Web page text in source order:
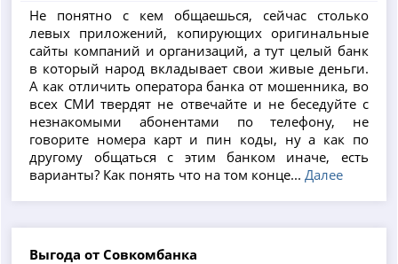
Не понятно с кем общаешься, сейчас столько
левых приложений, копирующих оригинальные
сайты компаний и организаций, а тут целый банк
в который народ вкладывает свои живые деньги.
А как отличить оператора банка от мошенника, во
всех СМИ твердят не отвечайте и не беседуйте с
незнакомыми абонентами по телефону, не
говорите номера карт и пин коды, ну а как по
другому общаться с этим банком иначе, есть
варианты? Как понять что на том конце...Далее
Выгода от Совкомбанка